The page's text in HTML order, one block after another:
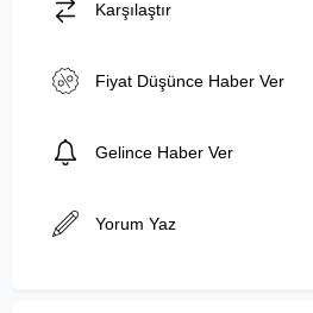
Karşılaştır
Fiyat Düşünce Haber Ver
Gelince Haber Ver
Yorum Yaz